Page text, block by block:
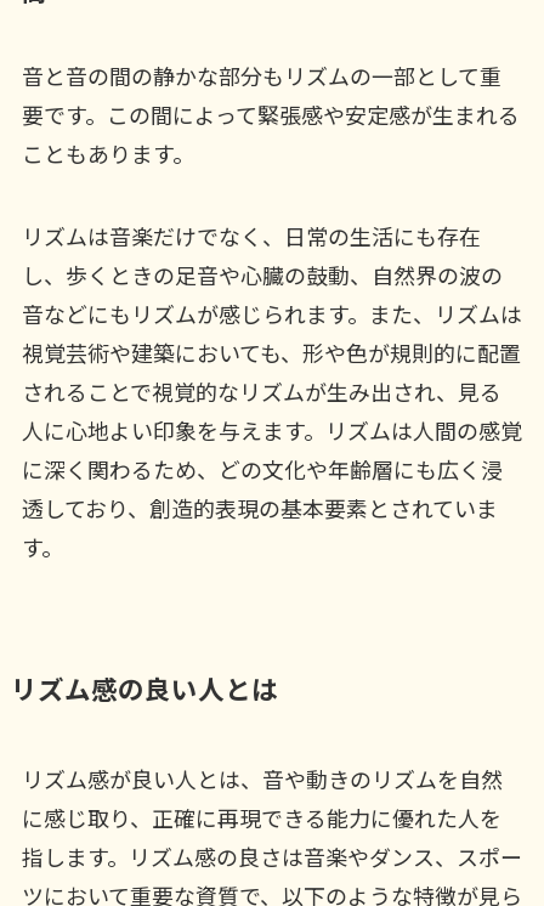
音と音の間の静かな部分もリズムの一部として重
要です。この間によって緊張感や安定感が生まれる
こともあります。
リズムは音楽だけでなく、日常の生活にも存在
し、歩くときの足音や心臓の鼓動、自然界の波の
音などにもリズムが感じられます。また、リズムは
視覚芸術や建築においても、形や色が規則的に配置
されることで視覚的なリズムが生み出され、見る
人に心地よい印象を与えます。リズムは人間の感覚
に深く関わるため、どの文化や年齢層にも広く浸
透しており、創造的表現の基本要素とされていま
す。
リズム感の良い人とは
リズム感が良い人とは、音や動きのリズムを自然
に感じ取り、正確に再現できる能力に優れた人を
指します。リズム感の良さは音楽やダンス、スポー
ツにおいて重要な資質で、以下のような特徴が見ら